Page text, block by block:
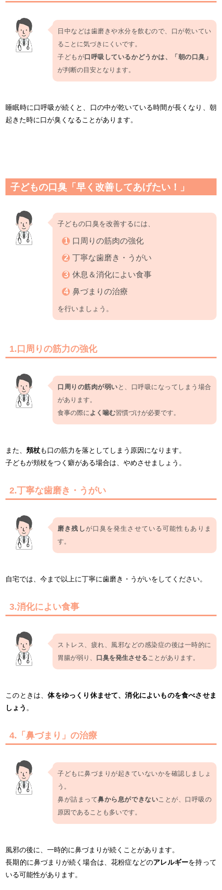
日中などは歯磨きや水分を飲むので、口が乾いてい
ることに気づきにくいです。
子どもが口呼吸しているかどうかは、「朝の口臭」
が判断の目安となります。
睡眠時に口呼吸が続くと、口の中が乾いている時間が長くなり、朝
起きた時に口が臭くなることがあります。
子どもの口臭「早く改善してあげたい！」
子どもの口臭を改善するには、
口周りの筋肉の強化
丁寧な歯磨き・うがい
休息＆消化によい食事
鼻づまりの治療
を行いましょう。
1.口周りの筋力の強化
口周りの筋肉が弱い と、口呼吸になってしまう場合
があります。
食事の際に よく噛む習慣づけが必要です。
また、頬杖も口の筋力を落としてしまう原因になります。
子どもが頬杖をつく癖がある場合は、やめさせましょう。
2.丁寧な歯磨き・うがい
磨き残し が口臭を発生させている可能性もありま
す。
自宅では、今まで以上に丁寧に歯磨き・うがいをしてください。
3.消化によい食事
ストレス、疲れ、風邪などの感染症の後は一時的に
胃腸が弱り、 口臭を発生させる ことがあります。
このときは、体をゆっくり休ませて、消化によいものを食べさせま
しょう 。
4.「鼻づまり」の治療
子どもに鼻づまりが起きていないかを確認しましょ
う。
鼻が詰まって鼻から息ができない ことが、口呼吸の
原因であることも多いです。
風邪の後に、一時的に鼻づまりが続くことがあります。
長期的に鼻づまりが続く場合は、花粉症などのアレルギーを持って
いる可能性があります。